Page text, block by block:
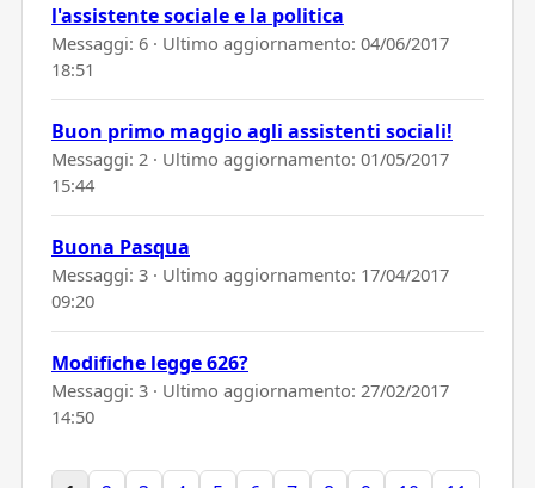
l'assistente sociale e la politica
Messaggi: 6 · Ultimo aggiornamento: 04/06/2017
18:51
Buon primo maggio agli assistenti sociali!
Messaggi: 2 · Ultimo aggiornamento: 01/05/2017
15:44
Buona Pasqua
Messaggi: 3 · Ultimo aggiornamento: 17/04/2017
09:20
Modifiche legge 626?
Messaggi: 3 · Ultimo aggiornamento: 27/02/2017
14:50